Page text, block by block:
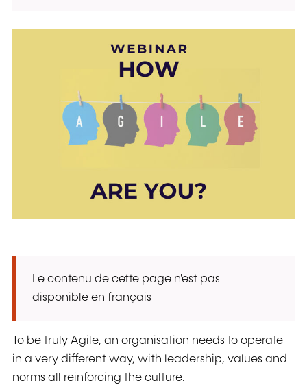
Le contenu de cette page n'est pas
disponible en français
To be truly Agile, an organisation needs to operate
in a very different way, with leadership, values and
norms all reinforcing the culture.